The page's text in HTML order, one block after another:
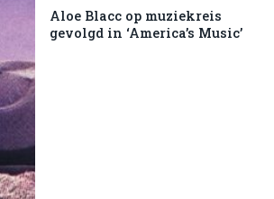
Aloe Blacc op muziekreis
gevolgd in ‘America’s Music’